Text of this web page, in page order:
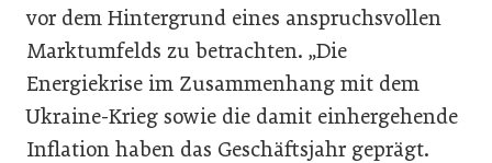
vor dem Hintergrund eines anspruchsvollen
Marktumfelds zu betrachten. „Die
Energiekrise im Zusammenhang mit dem
Ukraine-Krieg sowie die damit einhergehende
Inflation haben das Geschäftsjahr geprägt.